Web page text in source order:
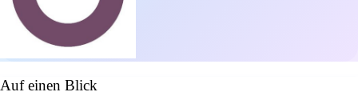
Auf einen Blick